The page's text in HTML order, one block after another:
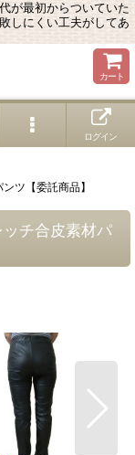
が最初からついていた
しにくい工夫がしてあ
カート
ログイン
ツ【委託商品】
チ合皮素材パ